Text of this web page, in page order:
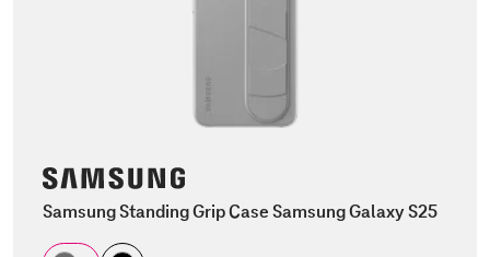
Samsung Standing Grip Case Samsung Galaxy S25